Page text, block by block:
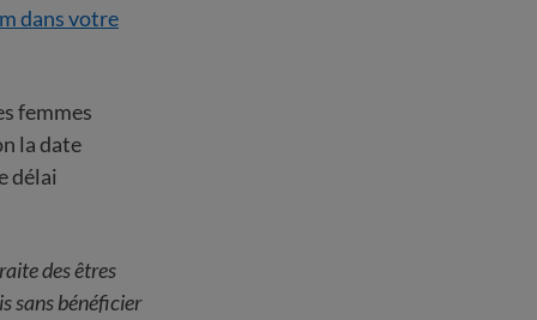
dans votre
femmes
la date
délai
des êtres
sans bénéficier